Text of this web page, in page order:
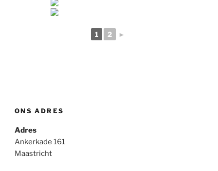
1 2 ►
ONS ADRES
Adres
Ankerkade 161
Maastricht